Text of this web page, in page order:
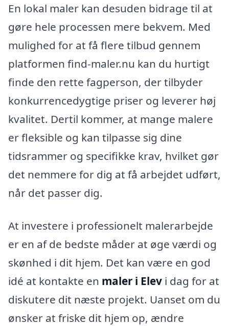
En lokal maler kan desuden bidrage til at
gøre hele processen mere bekvem. Med
mulighed for at få flere tilbud gennem
platformen find-maler.nu kan du hurtigt
finde den rette fagperson, der tilbyder
konkurrencedygtige priser og leverer høj
kvalitet. Dertil kommer, at mange malere
er fleksible og kan tilpasse sig dine
tidsrammer og specifikke krav, hvilket gør
det nemmere for dig at få arbejdet udført,
når det passer dig.
At investere i professionelt malerarbejde
er en af de bedste måder at øge værdi og
skønhed i dit hjem. Det kan være en god
idé at kontakte en maler i Elev i dag for at
diskutere dit næste projekt. Uanset om du
ønsker at friske dit hjem op, ændre